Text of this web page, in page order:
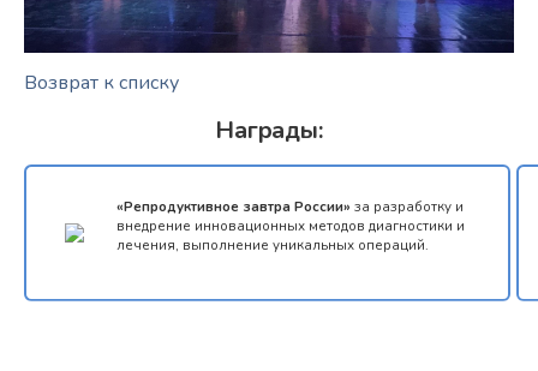
Награды:
«Репродуктивное завтра России» за разработку и
внедрение инновационных методов диагностики и
лечения, выполнение уникальных операций.
Возврат к списку